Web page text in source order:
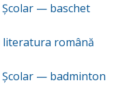
— baschet
literatura română
— badminton